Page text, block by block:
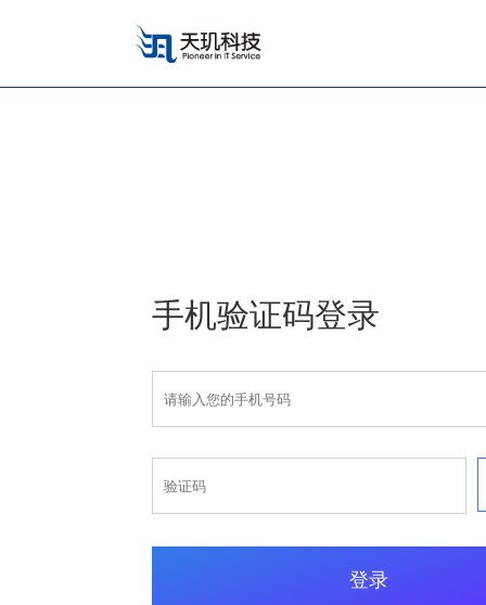
手机验证码登录
登录